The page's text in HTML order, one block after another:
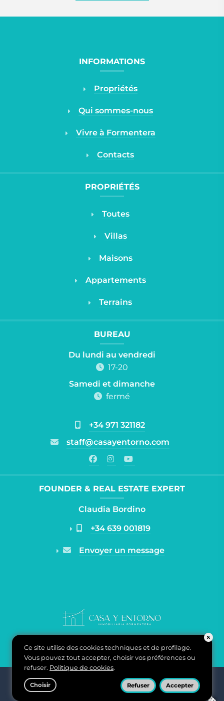
INFORMATIONS
Propriétés
Qui sommes-nous
Vivre à Formentera
Contacts
PROPRIÉTÉS
Toutes
Villas
Maisons
Appartements
Terrains
BUREAU
Du lundi au vendredi
17-20
Samedi et dimanche
fermé
+34 971 321182
staff@casayentorno.com
FOUNDER & REAL ESTATE EXPERT
Claudia Bordino
+34 639 001819
Envoyer un message
Casa y Entorno Inmobiliaria di Claudia Bordino - Carrer de
ponent, n°2 07870 Puerto La Savina, Formentera, Baleares,
España -Politique de confidentialité-Politique de cookies
Ce site utilise des cookies techniques et de profilage.
Vous pouvez tout accepter, choisir vos préférences ou
refuser. Politique de cookies.
Choisir Refuser Accepter